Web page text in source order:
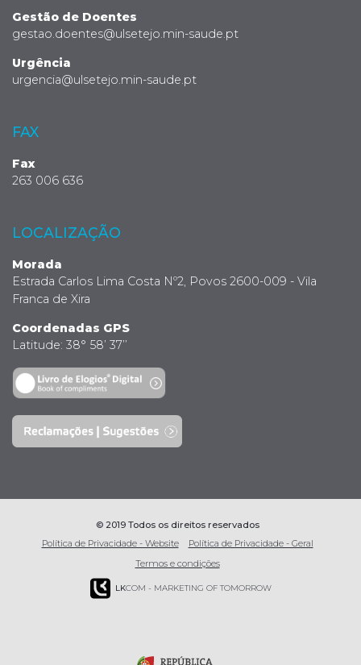
Gestão de Doentes
gestao.doentes@ulsetejo.min-saude.pt
Urgência
urgencia@ulsetejo.min-saude.pt
FAX
Fax
263 006 636
LOCALIZAÇÃO
Morada
Estrada Carlos Lima Costa Nº2, Povos 2600-009 - Vila
Franca de Xira
Coordenadas GPS
Latitude: 38° 58’ 37’’
© 2019 Todos os direitos reservados
Política de Privacidade - Website
Política de Privacidade - Geral
Termos e condições
LKCOM - MARKETING OF TOMORROW